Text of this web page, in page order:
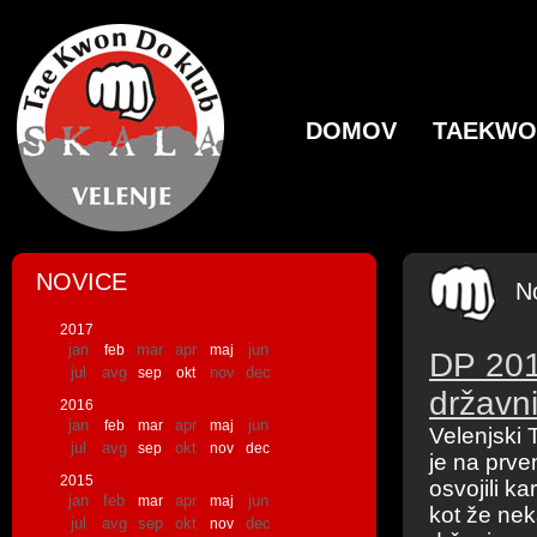
DOMOV
NOVICE
2017
jan feb mar apr maj
jun
jul
avg sep okt nov dec
2016
jan feb mar apr maj
jun
jul
avg sep okt nov
dec
2015
jan feb mar apr maj
jun
jul
avg sep okt nov dec
DP
Velenjski
je na
osvojili
kot že